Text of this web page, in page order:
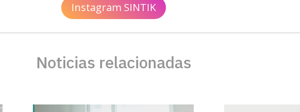
Instagram SINTIK
Noticias relacionadas